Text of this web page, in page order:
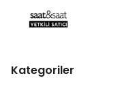
Kategoriler